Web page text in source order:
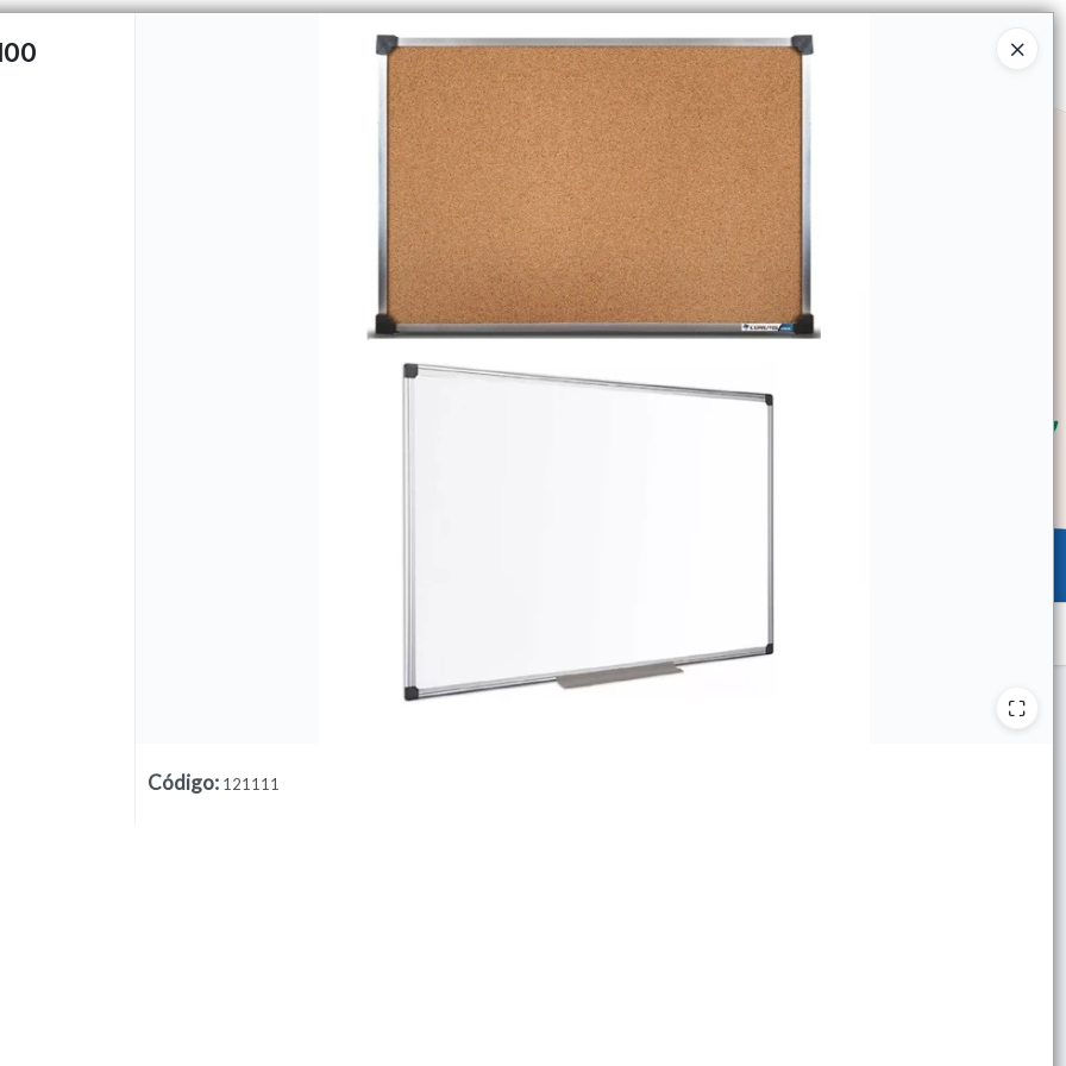
Código: 121111
Ingresar a la Tienda
CÓMO COMPRAR QUIÉNES SOMOS TIENDA MINORISTA